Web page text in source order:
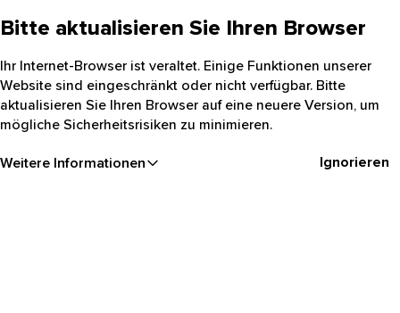
Bitte aktualisieren Sie Ihren Browser
Ihr Internet-Browser ist veraltet. Einige Funktionen unserer
Website sind eingeschränkt oder nicht verfügbar. Bitte
aktualisieren Sie Ihren Browser auf eine neuere Version, um
mögliche Sicherheitsrisiken zu minimieren.
Weitere Informationen Ignorieren